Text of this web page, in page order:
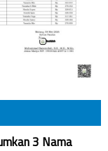
3 Nama